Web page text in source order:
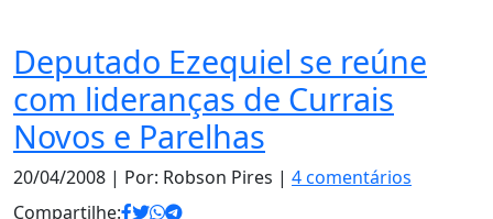
Deputado Ezequiel se reúne
com lideranças de Currais
Novos e Parelhas
20/04/2008 | Por: Robson Pires | 4 comentários
Compartilhe: